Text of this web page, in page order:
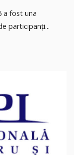
a fost una
participanți...